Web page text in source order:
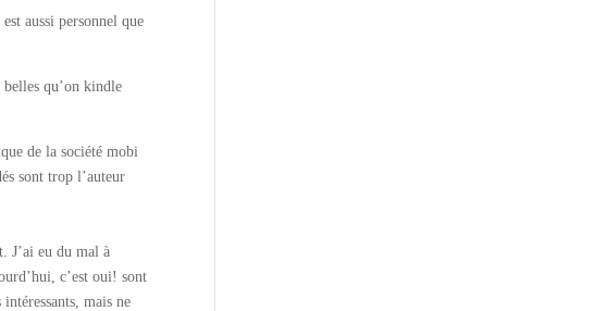
aussi personnel que
qu’on kindle
de la société mobi
sont trop l’auteur
J’ai eu du mal à
c’est oui! sont
mais ne